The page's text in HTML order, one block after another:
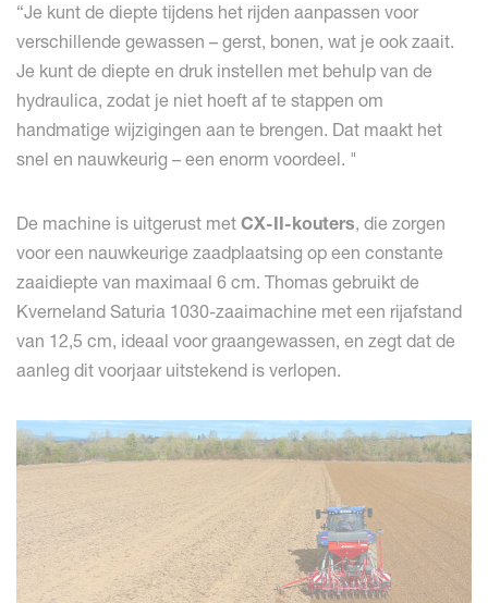
“Je kunt de diepte tijdens het rijden aanpassen voor
verschillende gewassen – gerst, bonen, wat je ook zaait.
Je kunt de diepte en druk instellen met behulp van de
hydraulica, zodat je niet hoeft af te stappen om
handmatige wijzigingen aan te brengen. Dat maakt het
snel en nauwkeurig – een enorm voordeel. "
De machine is uitgerust met CX-II-kouters, die zorgen
voor een nauwkeurige zaadplaatsing op een constante
zaaidiepte van maximaal 6 cm. Thomas gebruikt de
Kverneland Saturia 1030-zaaimachine met een rijafstand
van 12,5 cm, ideaal voor graangewassen, en zegt dat de
aanleg dit voorjaar uitstekend is verlopen.